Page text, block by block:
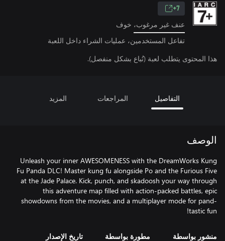
7+
عنف غير مرغوب، خوف
تفاعل المستخدمين، عمليات الشراء داخل اللعبة
هذا المحتوى يتطلب لعبة (تُباع بشكل منفصل).
التفاصيل المراجعات المزيد
الوصف
Unleash your inner AWESOMENESS with the DreamWorks Kung
Fu Panda DLC! Master kung fu alongside Po and the Furious Five
at the Jade Palace. Kick, punch, and skadoosh your way through
this adventure map filled with action-packed battles, epic
showdowns from the movies, and a multiplayer mode for pand-
tastic fun!
منشور بواسطة مطورة بواسطة تاريخ الإصدار